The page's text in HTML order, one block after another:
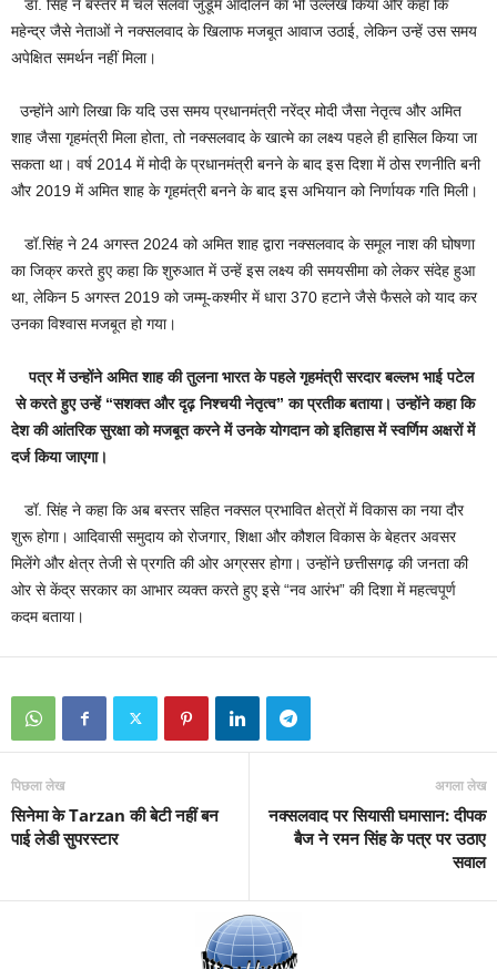
डॉ. सिंह ने बस्तर में चले सलवा जुडूम आंदोलन का भी उल्लेख किया और कहा कि
महेन्द्र जैसे नेताओं ने नक्सलवाद के खिलाफ मजबूत आवाज उठाई, लेकिन उन्हें उस समय
अपेक्षित समर्थन नहीं मिला।
उन्होंने आगे लिखा कि यदि उस समय प्रधानमंत्री नरेंद्र मोदी जैसा नेतृत्व और अमित
शाह जैसा गृहमंत्री मिला होता, तो नक्सलवाद के खात्मे का लक्ष्य पहले ही हासिल किया जा
सकता था। वर्ष 2014 में मोदी के प्रधानमंत्री बनने के बाद इस दिशा में ठोस रणनीति बनी
और 2019 में अमित शाह के गृहमंत्री बनने के बाद इस अभियान को निर्णायक गति मिली।
डॉ.सिंह ने 24 अगस्त 2024 को अमित शाह द्वारा नक्सलवाद के समूल नाश की घोषणा
का जिक्र करते हुए कहा कि शुरुआत में उन्हें इस लक्ष्य की समयसीमा को लेकर संदेह हुआ
था, लेकिन 5 अगस्त 2019 को जम्मू-कश्मीर में धारा 370 हटाने जैसे फैसले को याद कर
उनका विश्वास मजबूत हो गया।
पत्र में उन्होंने अमित शाह की तुलना भारत के पहले गृहमंत्री सरदार बल्लभ भाई पटेल
से करते हुए उन्हें “सशक्त और दृढ़ निश्चयी नेतृत्व” का प्रतीक बताया। उन्होंने कहा कि
देश की आंतरिक सुरक्षा को मजबूत करने में उनके योगदान को इतिहास में स्वर्णिम अक्षरों में
दर्ज किया जाएगा।
डॉ. सिंह ने कहा कि अब बस्तर सहित नक्सल प्रभावित क्षेत्रों में विकास का नया दौर
शुरू होगा। आदिवासी समुदाय को रोजगार, शिक्षा और कौशल विकास के बेहतर अवसर
मिलेंगे और क्षेत्र तेजी से प्रगति की ओर अग्रसर होगा। उन्होंने छत्तीसगढ़ की जनता की
ओर से केंद्र सरकार का आभार व्यक्त करते हुए इसे “नव आरंभ” की दिशा में महत्वपूर्ण
कदम बताया।
पिछला लेख
सिनेमा के Tarzan की बेटी नहीं बन
पाई लेडी सुपरस्टार
अगला लेख
नक्सलवाद पर सियासी घमासान: दीपक
बैज ने रमन सिंह के पत्र पर उठाए
सवाल